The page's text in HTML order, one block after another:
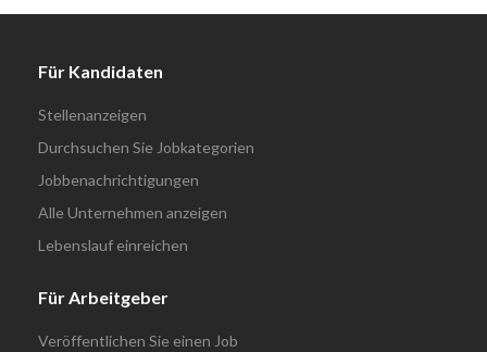
Für Kandidaten
Stellenanzeigen
Durchsuchen Sie Jobkategorien
Jobbenachrichtigungen
Alle Unternehmen anzeigen
Lebenslauf einreichen
Für Arbeitgeber
Veröffentlichen Sie einen Job